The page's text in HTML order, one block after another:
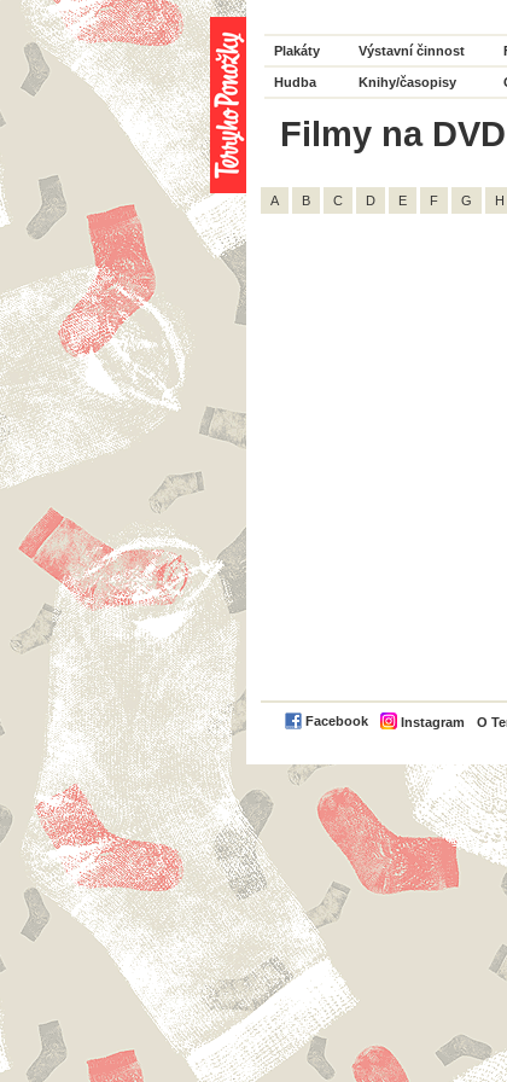
Plakáty Výstavní činnost
Hudba Knihy/časopisy
Filmy na
A B C D E F G H
Facebook Instagram O